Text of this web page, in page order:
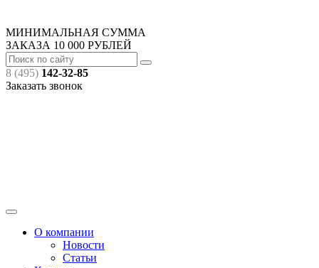
МИНИМАЛЬНАЯ СУММА
ЗАКАЗА 10 000 РУБЛЕЙ
8 (495) 142-32-85
Заказать звонок
О компании
Новости
Статьи